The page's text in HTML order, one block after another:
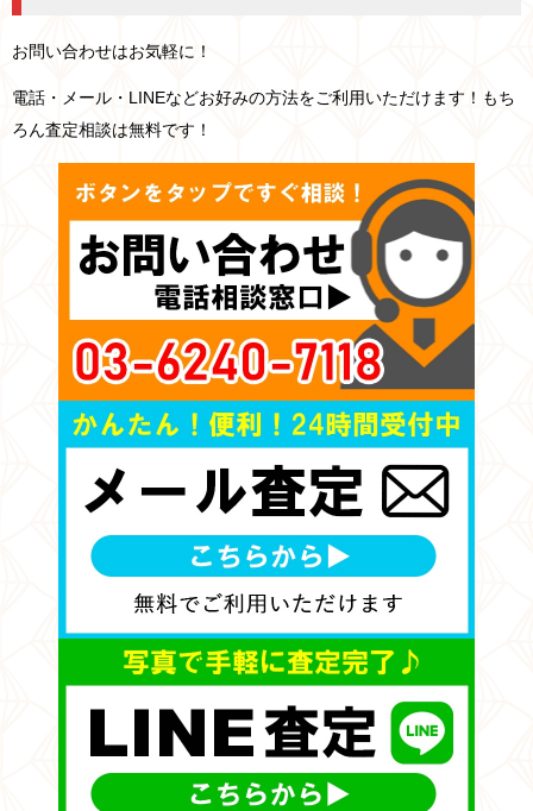
お問い合わせはお気軽に！
電話・メール・LINEなどお好みの方法をご利用いただけます！もち
ろん査定相談は無料です！